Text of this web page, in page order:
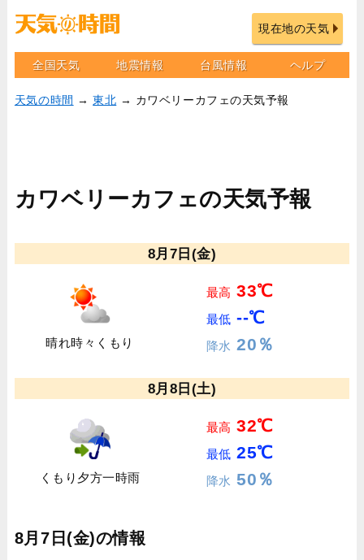
現在地の天気
全国天気 地震情報 台風情報 ヘルプ
天気の時間 →東北 → カワベリーカフェの天気予報
カワベリーカフェの天気予報
8月7日(金)
晴れ時々くもり
最高 33℃
最低 --℃
降水 20％
8月8日(土)
くもり夕方一時雨
最高 32℃
最低 25℃
降水 50％
8月7日(金)の情報